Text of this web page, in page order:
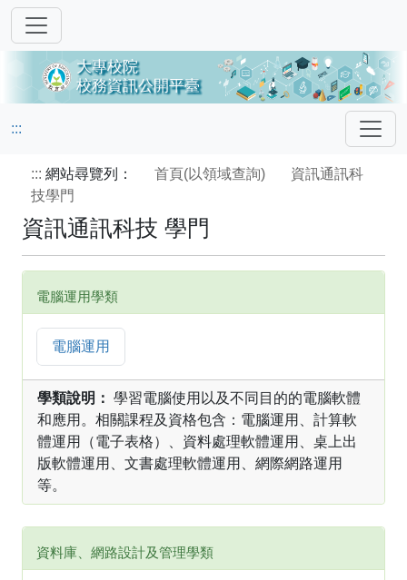
:::
::: 網站尋覽列： 首頁(以領域查詢)
資訊通訊科
技學門
資訊通訊科技 學門
電腦運用學類
電腦運用
學類說明： 學習電腦使用以及不同目的的電腦軟體
和應用。相關課程及資格包含：電腦運用、計算軟
體運用（電子表格）、資料處理軟體運用、桌上出
版軟體運用、文書處理軟體運用、網際網路運用
等。
資料庫、網路設計及管理學類